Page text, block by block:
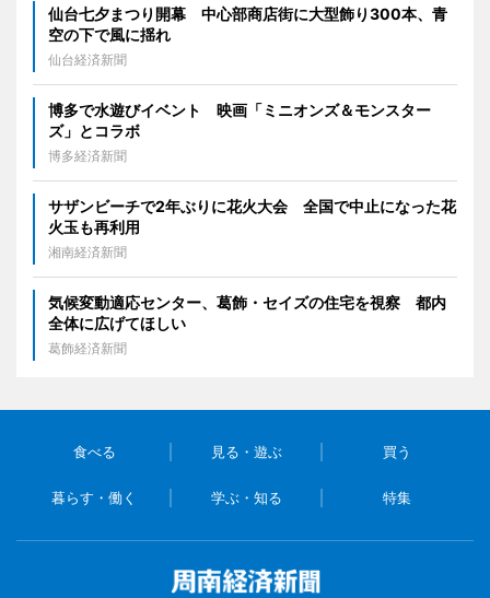
仙台七夕まつり開幕 中心部商店街に大型飾り300本、青
空の下で風に揺れ
仙台経済新聞
博多で水遊びイベント 映画「ミニオンズ＆モンスター
ズ」とコラボ
博多経済新聞
サザンビーチで2年ぶりに花火大会 全国で中止になった花
火玉も再利用
湘南経済新聞
気候変動適応センター、葛飾・セイズの住宅を視察 都内
全体に広げてほしい
葛飾経済新聞
食べる 見る・遊ぶ 買う
暮らす・働く 学ぶ・知る 特集